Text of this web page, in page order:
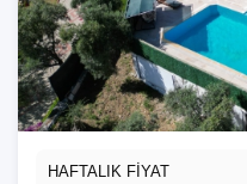
HAFTALIK FİYAT